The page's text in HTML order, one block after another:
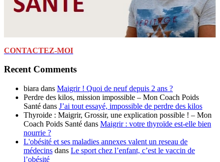
CONTACTEZ-MOI
Recent Comments
biara dans Maigrir ! Quoi de neuf depuis 2 ans ?
Perdre des kilos, mission impossible – Mon Coach Poids
Santé dans J’ai tout essayé, impossible de perdre des kilos
Thyroide : Maigrir, Grossir, une explication possible ! – Mon
Coach Poids Santé dans Maigrir : votre thyroïde est-elle bien
nourrie ?
L'obésité et ses maladies annexes valent un reseau de
médecins dans Le sport chez l’enfant, c’est le vaccin de
l’obésité